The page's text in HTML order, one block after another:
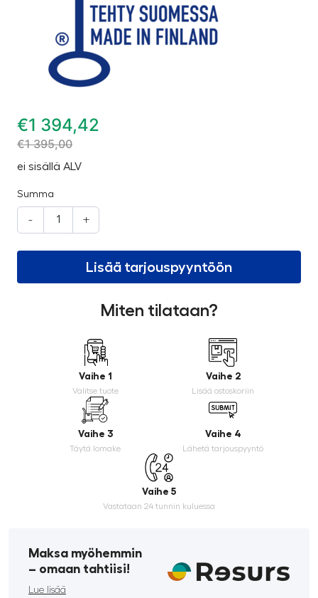
€1 394,42
€1 395,00
ei sisällä ALV
Summa
- +
Lisää tarjouspyyntöön
Miten tilataan?
Vaihe 1
Valitse tuote
Vaihe 2
Lisää ostoskoriin
Vaihe 3
Täytä lomake
Vaihe 4
Lähetä tarjouspyyntö
Vaihe 5
Vastataan 24 tunnin kuluessa
Maksa myöhemmin
­– omaan tahtiisi!
Lue lisää